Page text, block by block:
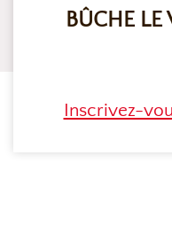
BÛCHE LE
Inscrivez-